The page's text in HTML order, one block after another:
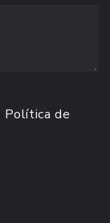
Política de